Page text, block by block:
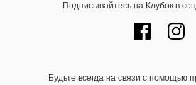
Подписывайтесь на Клубок в
Будьте всегда на связи с помощью